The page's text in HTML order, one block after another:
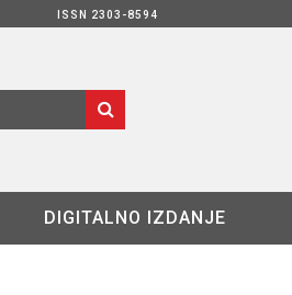
ISSN 2303-8594
DIGITALNO IZDANJE